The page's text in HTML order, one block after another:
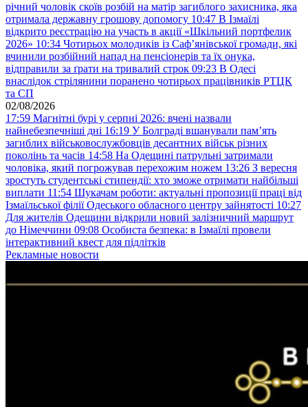
річний чоловік скоїв розбій на матір загиблого захисника, яка
отримала державну грошову допомогу 10:47 В Ізмаїлі
відкрито реєстрацію на участь в акції «Шкільний портфелик
2026» 10:34 Чотирьох молодиків із Саф’янівської громади, які
вчинили розбійний напад на пенсіонерів та їх онука,
відправили за ґрати на тривалий строк 09:23 В Одесі
внаслідок стрілянини поранено чотирьох працівників РТЦК
та СП
02/08/2026
17:59 Магнітні бурі у серпні 2026: вчені назвали
найнебезпечніші дні 16:19 У Болграді вшанували пам’ять
загиблих військовослужбовців десантних військ різних
поколінь та часів 14:58 На Одещині патрульні затримали
чоловіка, який погрожував перехожим ножем 13:26 З вересня
зростуть студентські стипендії: хто зможе отримати найбільші
виплати 11:54 Шукачам роботи: актуальні пропозиції праці від
Ізмаїльської філії Одеського обласного центру зайнятості 10:27
Для жителів Одещини відкрили новий залізничний маршрут
до Німеччини 09:08 Особиста безпека: в Ізмаїлі провели
інтерактивний квест для підлітків
Рекламные новости